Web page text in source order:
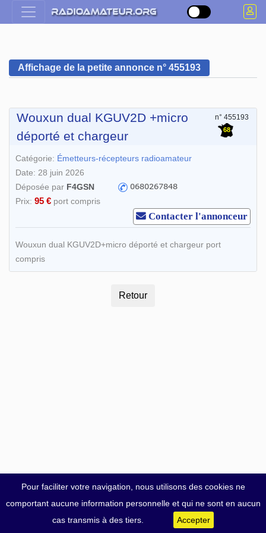
Pour faciliter votre navigation, nous utilisons des cookies ne
comportant aucune information personnelle et qui ne sont en aucun
cas transmis à des tiers.
Accepter
Affichage de la petite annonce n° 455193
Wouxun dual KGUV2D +micro
déporté et chargeur
n° 455193
68
Catégorie: Émetteurs-récepteurs radioamateur
Date: 28 juin 2026
Déposée par F4GSN
Prix: 95 € port compris
Contacter l'annonceur
Wouxun dual KGUV2D+micro déporté et chargeur port
compris